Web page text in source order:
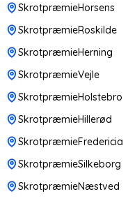
SkrotpræmieHorsens
SkrotpræmieRoskilde
SkrotpræmieHerning
SkrotpræmieVejle
SkrotpræmieHolstebro
SkrotpræmieHillerød
SkrotpræmieFredericia
SkrotpræmieSilkeborg
SkrotpræmieNæstved